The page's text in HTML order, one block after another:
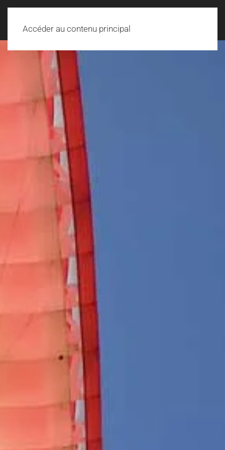
Accéder au contenu principal